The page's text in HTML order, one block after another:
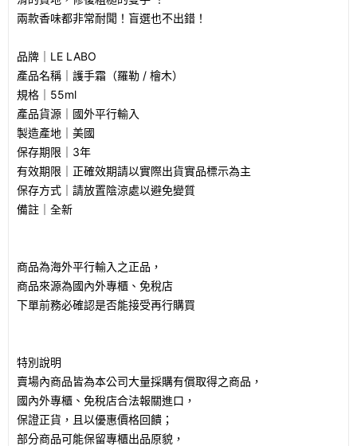
兩款香味都非常耐聞！盲選也不出錯！
品牌｜LE LABO
產品名稱｜護手霜（羅勒 / 檜木）
規格｜55ml
產品貨源｜國外平行輸入
製造產地｜美國
保存期限｜3年
有效期限｜正確效期請以實際出貨實品標示為主
保存方式｜請放置陰涼處以避免變質
備註｜全新
商品為海外平行輸入之正品，
商品來源為國內外專櫃、免稅店
下單前務必確認是否能接受再行購買
特別說明
賣場內商品皆為本公司大量採購有償取得之商品，
國內外專櫃、免稅店合法報關進口，
保證正貨，且以優惠價格回饋；
部分商品可能保留專櫃出品原貌，